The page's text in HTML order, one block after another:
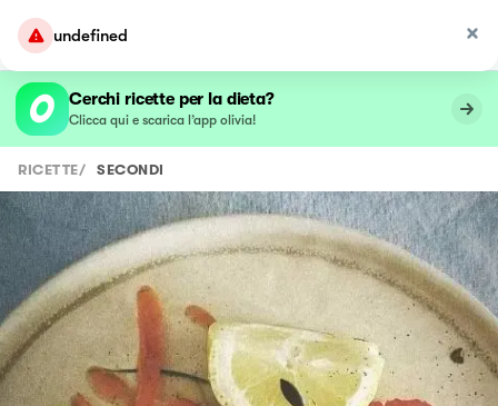
undefined
Cerchi ricette per la dieta?
Clicca qui e scarica l’app olivia!
RICETTE/ SECONDI